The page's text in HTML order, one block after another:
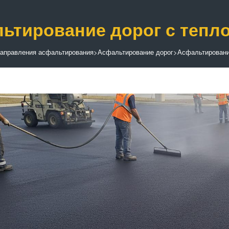
дорог с
асфальтирования>Асфальтирование дорог>